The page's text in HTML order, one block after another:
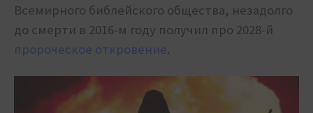
Всемирного библейского общества, незадолго
до смерти в 2016-м году получил про 2028-й
пророческое откровение.